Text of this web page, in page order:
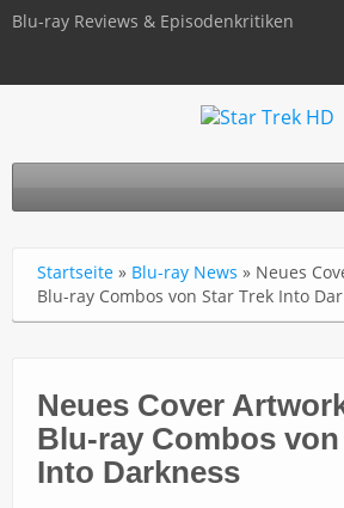
Blu-ray Reviews & Episodenkritiken
TNG
Kinofilme
Blu-ray / 4K
Über uns
Startseite » Blu-ray News » Neues
Blu-ray Combos von Star Trek Into
Neues Cover
Blu-ray Combos
Into Darkness